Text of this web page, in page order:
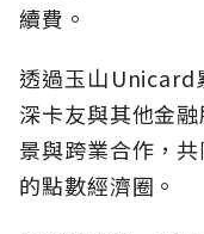
續費。
透過玉山Unicard
深卡友與其他金
景與跨業合作，
的點數經濟圈。